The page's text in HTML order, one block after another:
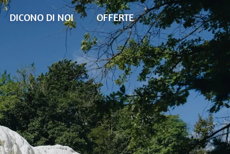
DICONO DI NOI OFFERTE